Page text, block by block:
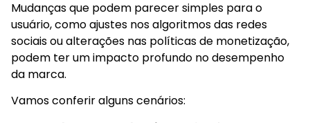
Mudanças que podem parecer simples para o
usuário, como ajustes nos algoritmos das redes
sociais ou alterações nas políticas de monetização,
podem ter um impacto profundo no desempenho
da marca.
Vamos conferir alguns cenários: